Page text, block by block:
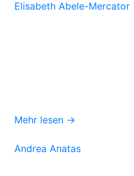
Elisabeth Abele-Mercator
Mehr lesen →
Andrea Anatas